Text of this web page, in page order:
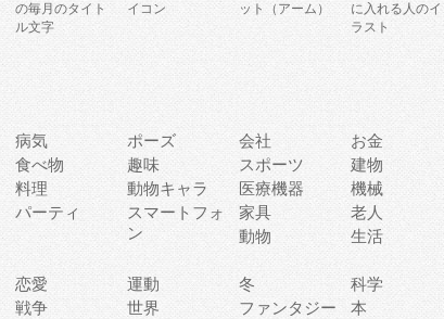
の毎月のタイト
ル文字
イコン
ット（アーム）
に入れる人のイ
ラスト
病気 ポーズ 会社 お金
食べ物 趣味 スポーツ 建物
料理 動物キャラ 医療機器 機械
パーティ
スマートフォ
ン
家具 老人
動物
生活
恋愛 運動 冬 科学
戦争 世界 ファンタジー 本